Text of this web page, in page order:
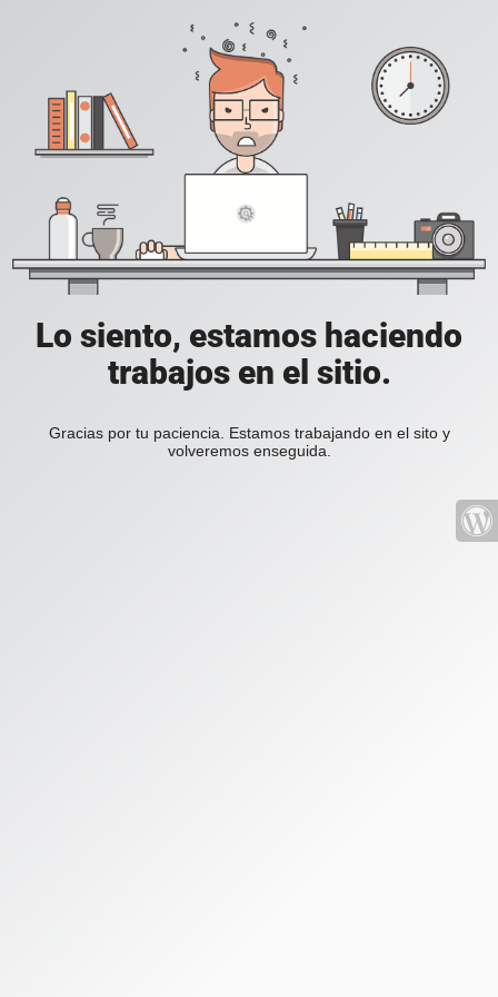
Lo siento, estamos haciendo
trabajos en el sitio.
Gracias por tu paciencia. Estamos trabajando en el sito y
volveremos enseguida.